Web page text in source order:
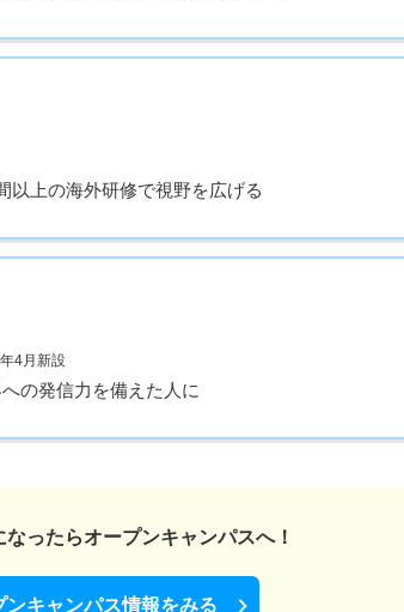
以上の海外研修で視野を広げる
4月新設
の発信力を備えた人に
なったらオープンキャンパスへ！
ンキャンパス情報をみる